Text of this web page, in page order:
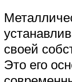
своей
Это его